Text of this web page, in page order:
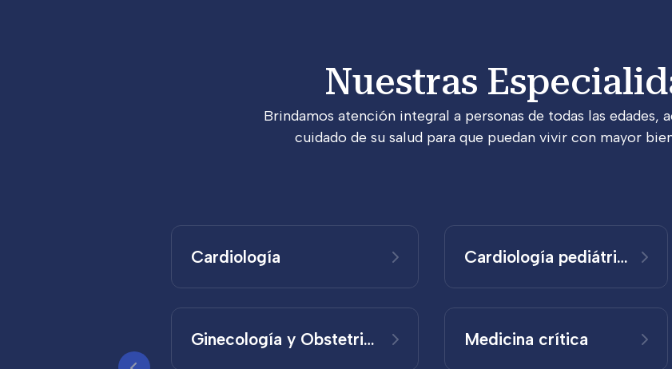
Nuestras
Brindamos atención integral a personas de todas las edades,
cuidado de su salud para que puedan vivir con mayor
Cardiología Cardiología pediátrica
Ginecología y Obstetricia Medicina crítica